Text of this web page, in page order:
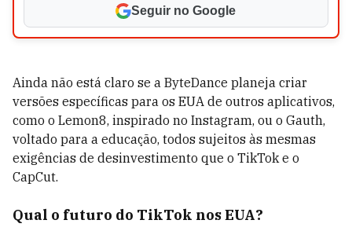
Seguir no Google
Ainda não está claro se a ByteDance planeja criar
versões específicas para os EUA de outros aplicativos,
como o Lemon8, inspirado no Instagram, ou o Gauth,
voltado para a educação, todos sujeitos às mesmas
exigências de desinvestimento que o TikTok e o
CapCut.
Qual o futuro do TikTok nos EUA?